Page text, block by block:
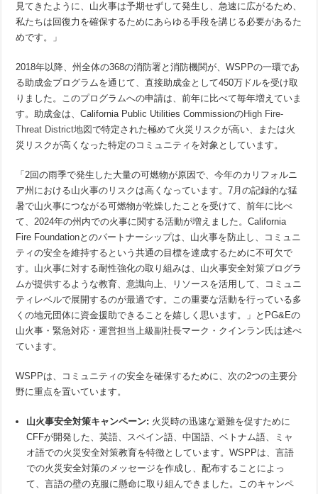
見てきたように、山火事は予期せずして発生し、急速に広がるため、
私たちは回復力を確保するためにあらゆる手段を講じる必要があるた
めです。」
2018年以降、州全体の368の消防署と消防機関が、WSPPの一環であ
る助成金プログラムを通じて、直接助成金として450万ドルを受け取
りました。このプログラムへの申請は、前年に比べて毎年増えていま
す。助成金は、California Public Utilities CommissionのHigh Fire-
Threat District地図で特定された極めて火災リスクが高い、または火
災リスクが高くなった特定のコミュニティを対象としています。
「2回の雨季で発生した大量の可燃物が原因で、今年のカリフォルニ
ア州における山火事のリスクは高くなっています。7月の記録的な猛
暑で山火事につながる可燃物が乾燥したことを受けて、前年に比べ
て、2024年の州内での火事に関する活動が増えました。California
Fire Foundationとのパートナーシップは、山火事を防止し、コミュニ
ティの安全を維持するという共通の目標を達成するために不可欠で
す。山火事に対する耐性強化の取り組みは、山火事安全対策プログラ
ムが提供するような教育、意識向上、リソースを活用して、コミュニ
ティレベルで展開するのが最適です。この重要な活動を行っている多
くの地元団体に資金援助できることを嬉しく思います。」とPG&Eの
山火事・緊急対応・運営担当上級副社長マーク・クインラン氏は述べ
ています。
WSPPは、コミュニティの安全を確保するために、次の2つの主要分
野に重点を置いています。
山火事安全対策キャンペーン: 火災時の迅速な避難を促すために
CFFが開発した、英語、スペイン語、中国語、ベトナム語、ミャ
オ語での火災安全対策教育を特徴としています。WSPPは、言語
での火災安全対策のメッセージを作成し、配布することによっ
て、言語の壁の克服に懸命に取り組んできました。このキャンペ